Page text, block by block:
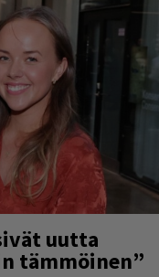
uutta
tämmöinen”